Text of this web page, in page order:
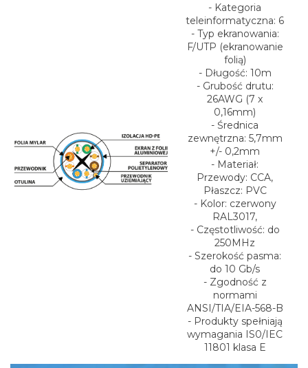
- Kategoria
teleinformatyczna: 6
- Typ ekranowania:
F/UTP (ekranowanie
folią)
- Długość: 10m
- Grubość drutu:
26AWG (7 x
0,16mm)
- Średnica
zewnętrzna: 5,7mm
+/- 0,2mm
- Materiał:
Przewody: CCA,
Płaszcz: PVC
- Kolor: czerwony
RAL3017,
- Częstotliwość: do
250MHz
- Szerokość pasma:
do 10 Gb/s
- Zgodność z
normami
ANSI/TIA/EIA-568-B
- Produkty spełniają
wymagania IS0/IEC
11801 klasa E